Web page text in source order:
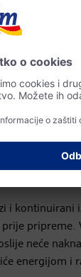
i
i
neće
energijom i